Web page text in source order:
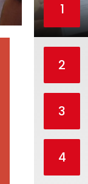
1
2
3
4